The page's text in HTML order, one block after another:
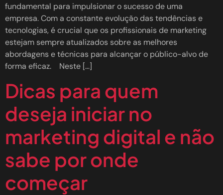
fundamental para impulsionar o sucesso de uma
empresa. Com a constante evolução das tendências e
tecnologias, é crucial que os profissionais de marketing
estejam sempre atualizados sobre as melhores
abordagens e técnicas para alcançar o público-alvo de
forma eficaz. Neste […]
Dicas para quem
deseja iniciar no
marketing digital e não
sabe por onde
começar